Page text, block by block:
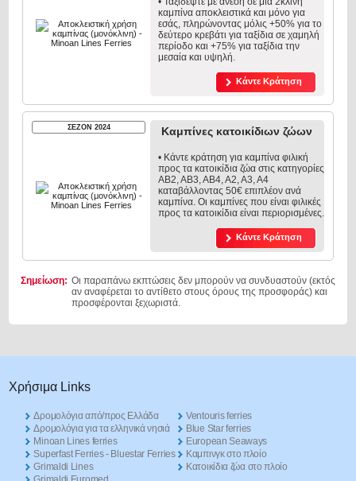
καμπίνα αποκλειστικά και μόνο για
εσάς, πληρώνοντας μόλις +50% για το
δεύτερο κρεβάτι για ταξίδια σε χαμηλή
περίοδο και +75% για ταξίδια την
μεσαία και υψηλή.
Κάντε Κράτηση
ΣΕΖΟΝ 2024 Καμπίνες κατοικίδιων ζώων
• Κάντε κράτηση για καμπίνα φιλική
προς τα κατοικίδια ζώα στις κατηγορίες
ΑΒ2, ΑΒ3, ΑΒ4, Α2, Α3, Α4
καταβάλλοντας 50€ επιπλέον ανά
καμπίνα. Οι καμπίνες που είναι φιλικές
προς τα κατοικίδια είναι περιορισμένες.
Κάντε Κράτηση
Σημείωση: Οι παραπάνω εκπτώσεις δεν μπορούν να συνδυαστούν (εκτός
αν αναφέρεται το αντίθετο στους όρους της προσφοράς) και
προσφέρονται ξεχωριστά.
Χρήσιμα Links
Δρομολόγια από/προς Ελλάδα
Δρομολόγια για τα ελληνικά νησιά
Minoan Lines ferries
Superfast Ferries - Bluestar Ferries
Grimaldi Lines
Ventouris ferries
Blue Star ferries
European Seaways
Καμπινγκ στο πλοίο
Kατοικίδια ζώα στο πλοίο